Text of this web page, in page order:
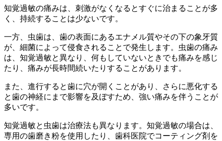
知覚過敏の痛みは、刺激がなくなるとすぐに治まることが多
く、持続することは少ないです。
一方、虫歯は、歯の表面にあるエナメル質やその下の象牙質
が、細菌によって侵食されることで発生します。虫歯の痛み
は、知覚過敏と異なり、何もしていないときでも痛みを感じ
たり、痛みが長時間続いたりすることがあります。
また、進行すると歯に穴が開くことがあり、さらに悪化する
と歯の神経にまで影響を及ぼすため、強い痛みを伴うことが
多いです。
知覚過敏と虫歯は治療法も異なります。知覚過敏の場合は、
専用の歯磨き粉を使用したり、歯科医院でコーティング剤を